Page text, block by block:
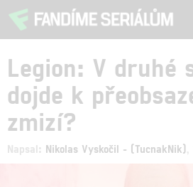
Legion: V druhé
dojde k
zmizí?
Napsal: Nikolas Vyskočil - (TucnakNik)